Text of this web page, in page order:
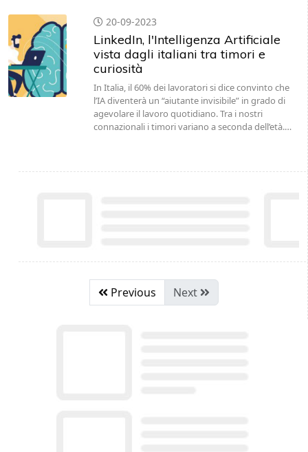
20-09-2023
LinkedIn, l'Intelligenza Artificiale
vista dagli italiani tra timori e
curiosità
In Italia, il 60% dei lavoratori si dice convinto che
l’IA diventerà un “aiutante invisibile” in grado di
agevolare il lavoro quotidiano. Tra i nostri
connazionali i timori variano a seconda dell’età.…
Previous Next